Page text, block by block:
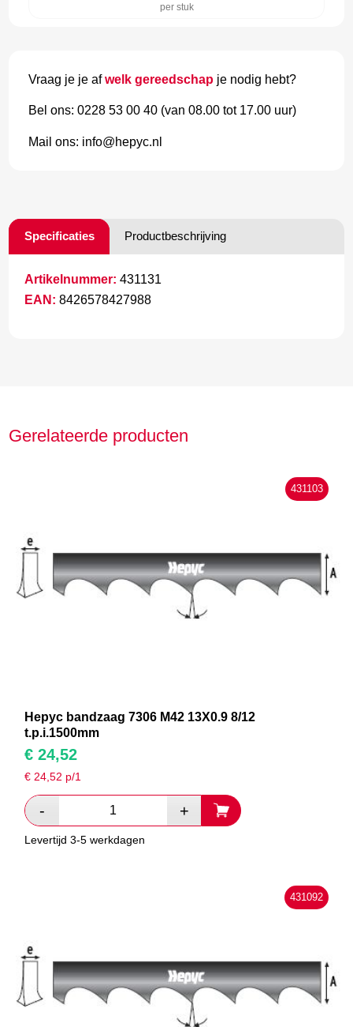
per stuk
Vraag je je afwelk gereedschap je nodig hebt?
Bel ons: 0228 53 00 40 (van 08.00 tot 17.00 uur)
Mail ons: info@hepyc.nl
Specificaties Productbeschrijving
Artikelnummer: 431131
EAN: 8426578427988
Gerelateerde producten
431103
Hepyc bandzaag 7306 M42 13X0.9 8/12
t.p.i.1500mm
€ 24,52
€24,52 p/1
Levertijd 3-5 werkdagen
431092